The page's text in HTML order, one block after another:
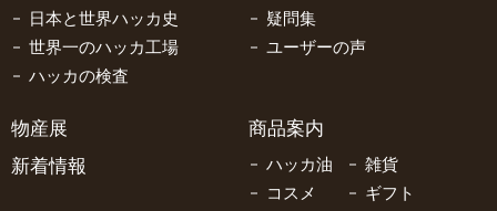
日本と世界ハッカ史
世界一のハッカ工場
ハッカの検査
疑問集
ユーザーの声
物産展
新着情報
商品案内
ハッカ油
雑貨
コスメ
ギフト